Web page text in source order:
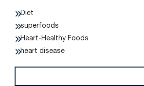
Diet
superfoods
Heart-Healthy Foods
heart disease